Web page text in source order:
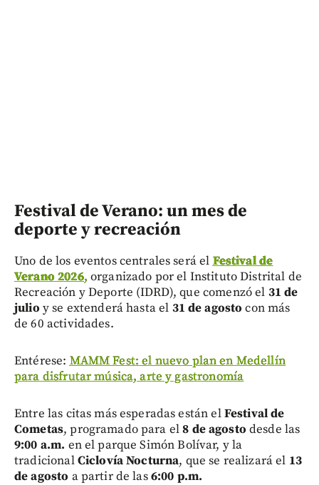
Festival de Verano: un mes de
deporte y recreación
Uno de los eventos centrales será el Festival de
Verano 2026, organizado por el Instituto Distrital de
Recreación y Deporte (IDRD), que comenzó el 31 de
julio y se extenderá hasta el 31 de agosto con más
de 60 actividades.
Entérese: MAMM Fest: el nuevo plan en Medellín
para disfrutar música, arte y gastronomía
Entre las citas más esperadas están elFestival de
Cometas, programado para el8 de agosto desde las
9:00 a.m. en el parque Simón Bolívar, y la
tradicionalCiclovía Nocturna, que se realizará el 13
de agosto a partir de las6:00 p.m.